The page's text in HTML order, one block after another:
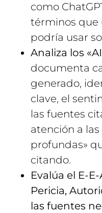
como
términos que
podría usar
Analiza los
documenta
generado,
clave, el
las fuentes
atención a
profundas»
citando.
Evalúa el E-
Pericia,
las fuentes